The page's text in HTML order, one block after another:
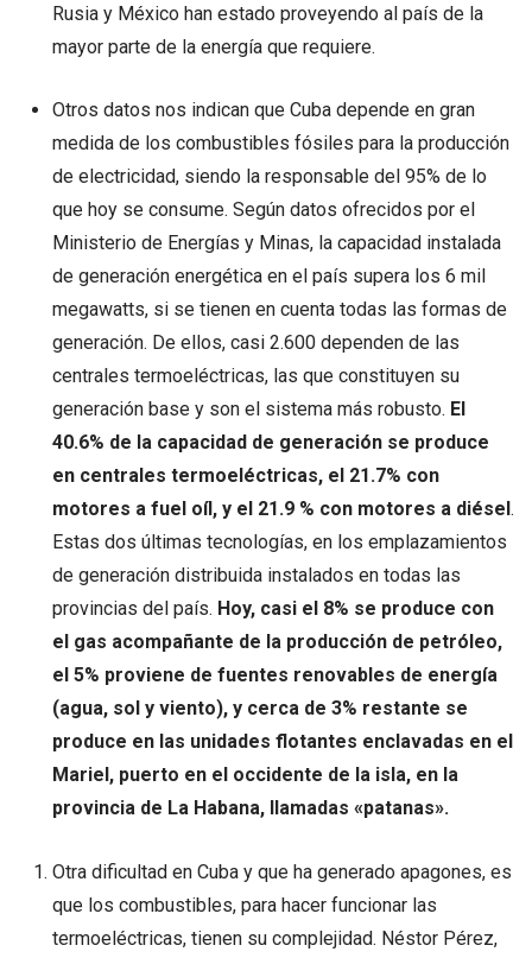
Rusia y México han estado proveyendo al país de la
mayor parte de la energía que requiere.
Otros datos nos indican que Cuba depende en gran
medida de los combustibles fósiles para la producción
de electricidad, siendo la responsable del 95% de lo
que hoy se consume. Según datos ofrecidos por el
Ministerio de Energías y Minas, la capacidad instalada
de generación energética en el país supera los 6 mil
megawatts, si se tienen en cuenta todas las formas de
generación. De ellos, casi 2.600 dependen de las
centrales termoeléctricas, las que constituyen su
generación base y son el sistema más robusto. El
40.6% de la capacidad de generación se produce
en centrales termoeléctricas, el 21.7% con
motores a fuel oíl, y el 21.9 % con motores a diésel.
Estas dos últimas tecnologías, en los emplazamientos
de generación distribuida instalados en todas las
provincias del país. Hoy, casi el 8% se produce con
el gas acompañante de la producción de petróleo,
el 5% proviene de fuentes renovables de energía
(agua, sol y viento), y cerca de 3% restante se
produce en las unidades flotantes enclavadas en el
Mariel, puerto en el occidente de la isla, en la
provincia de La Habana, llamadas «patanas».
Otra dificultad en Cuba y que ha generado apagones, es
que los combustibles, para hacer funcionar las
termoeléctricas, tienen su complejidad. Néstor Pérez,